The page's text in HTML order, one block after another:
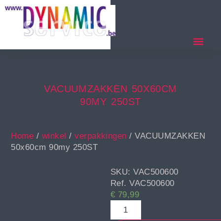
VACUUMZAKKEN 50X60CM
90MY 250ST
Home / winkel /verpakkingen / VACUUMZAKKEN
50x60cm 90my 250ST
SKU: VAC500600
Ref. VAC500600
€ 79,99